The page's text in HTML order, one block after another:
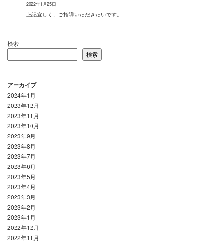
2022年1月25日
上記宜しく、ご指導いただきたいです。
検索
検索
アーカイブ
2024年1月
2023年12月
2023年11月
2023年10月
2023年9月
2023年8月
2023年7月
2023年6月
2023年5月
2023年4月
2023年3月
2023年2月
2023年1月
2022年12月
2022年11月